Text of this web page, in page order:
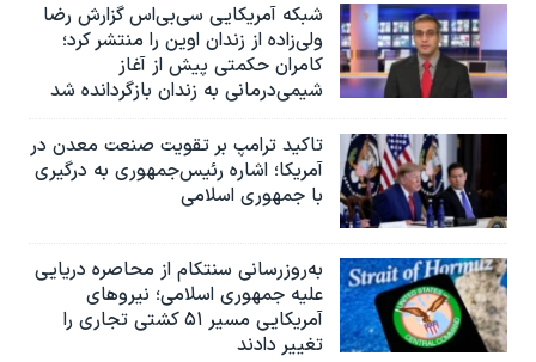
شبکه آمریکایی سی‌بی‌‌اس گزارش رضا
ولی‌زاده از زندان اوین را منتشر کرد؛
کامران حکمتی پیش از آغاز
شیمی‌درمانی به زندان بازگردانده شد
تاکید ترامپ بر تقویت صنعت معدن در
آمریکا؛ اشاره رئیس‌جمهوری به درگیری
با جمهوری اسلامی
به‌روزرسانی سنتکام از محاصره دریایی
علیه جمهوری اسلامی؛ نیروهای
آمریکایی مسیر ۵۱ کشتی تجاری را
تغییر دادند